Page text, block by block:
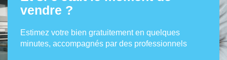
vendre ?
Estimez votre bien gratuitement en quelques
minutes, accompagnés par des professionnels